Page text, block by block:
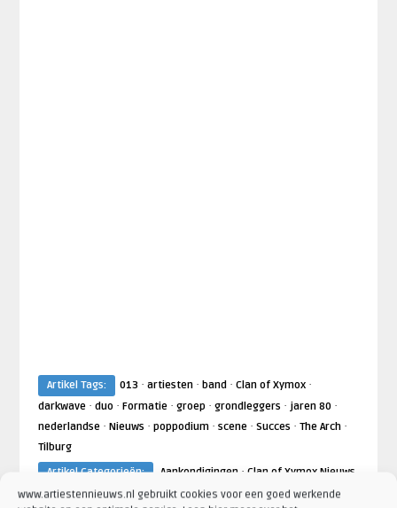
www.artiestennieuws.nl gebruikt cookies voor een goed werkende
Artikel Tags: 013 · artiesten· band· Clan of Xymox·
darkwave· duo· Formatie· groep · grondleggers · jaren 80 ·
nederlandse· Nieuws · poppodium· scene· Succes · The Arch·
Tilburg
Artikel Categorieën:
Aankondigingen· Clan of Xymox Nieuws
· Concertaankondigingen·Nieuws